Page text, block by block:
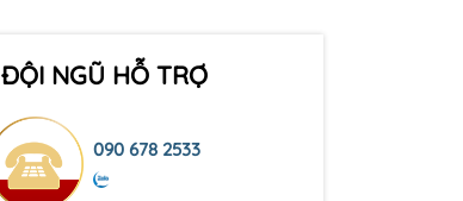
ĐỘI NGŨ HỖ TRỢ
090 678 2533